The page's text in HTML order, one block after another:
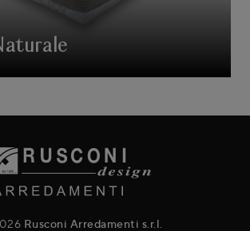
Rusconi Arredamenti s.r.l.